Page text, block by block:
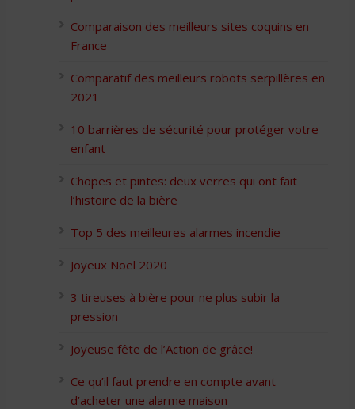
Comparaison des meilleurs sites coquins en
France
Comparatif des meilleurs robots serpillères en
2021
10 barrières de sécurité pour protéger votre
enfant
Chopes et pintes: deux verres qui ont fait
l’histoire de la bière
Top 5 des meilleures alarmes incendie
Joyeux Noël 2020
3 tireuses à bière pour ne plus subir la
pression
Joyeuse fête de l’Action de grâce!
Ce qu’il faut prendre en compte avant
d’acheter une alarme maison